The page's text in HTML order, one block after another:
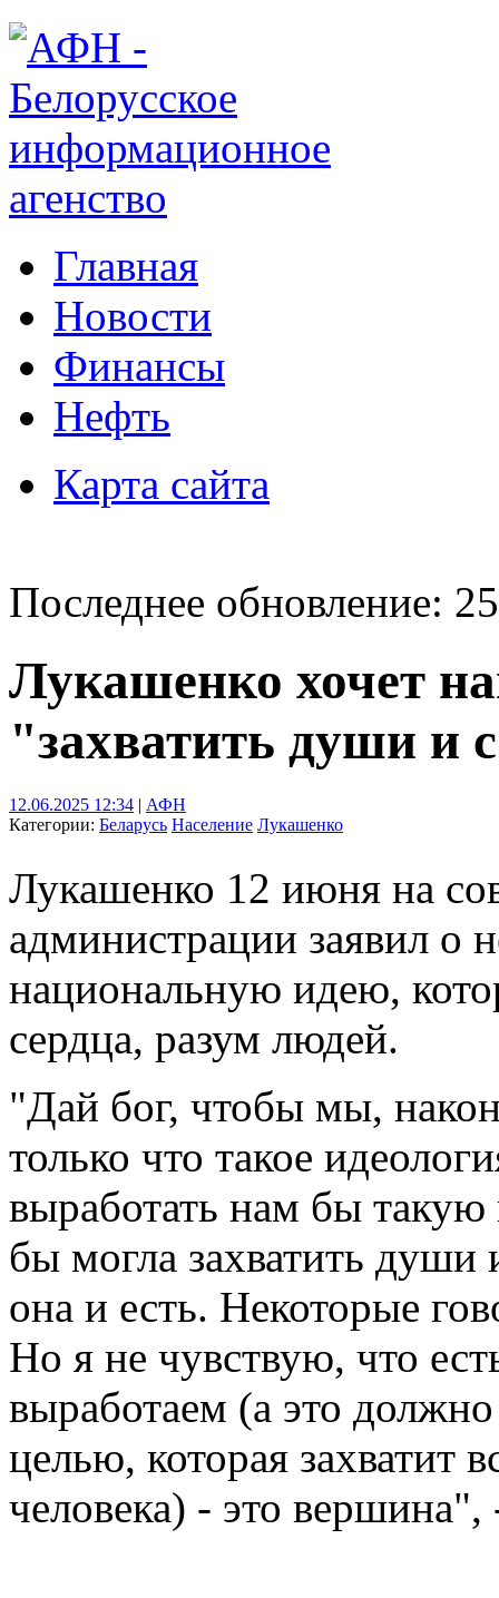
Главная
Новости
Финансы
Нефть
Карта сайта
Последнее обновление:
Лукашенко хочет
"захватить души и
12.06.2025 12:34 | АФН
Категории: Беларусь Население Лукашенко
Лукашенко 12 июня на
администрации заявил о
национальную идею,
сердца, разум людей.
"Дай бог, чтобы мы,
только что такое
выработать нам бы
бы могла захватить
она и есть. Некоторые
Но я не чувствую, что
выработаем (а это
целью, которая захватит
человека) - это вершина",